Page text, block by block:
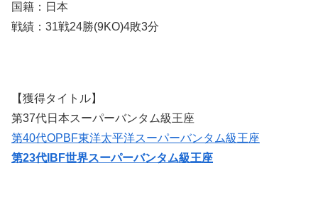
国籍：日本
戦績：31戦24勝(9KO)4敗3分
【獲得タイトル】
第37代日本スーパーバンタム級王座
第40代OPBF東洋太平洋スーパーバンタム級王座
第23代IBF世界スーパーバンタム級王座